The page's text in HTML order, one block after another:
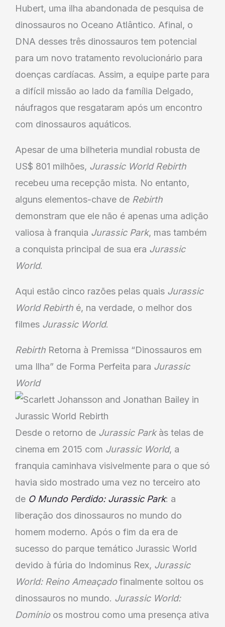
Hubert, uma ilha abandonada de pesquisa de
dinossauros no Oceano Atlântico. Afinal, o
DNA desses três dinossauros tem potencial
para um novo tratamento revolucionário para
doenças cardíacas. Assim, a equipe parte para
a difícil missão ao lado da família Delgado,
náufragos que resgataram após um encontro
com dinossauros aquáticos.
Apesar de uma bilheteria mundial robusta de
US$ 801 milhões, Jurassic World Rebirth
recebeu uma recepção mista. No entanto,
alguns elementos-chave de Rebirth
demonstram que ele não é apenas uma adição
valiosa à franquia Jurassic Park, mas também
a conquista principal de sua era Jurassic
World.
Aqui estão cinco razões pelas quais Jurassic
World Rebirth é, na verdade, o melhor dos
filmes Jurassic World.
Rebirth Retorna à Premissa “Dinossauros em
uma Ilha” de Forma Perfeita para Jurassic
World
Desde o retorno de Jurassic Parkàs telas de
cinema em 2015 com Jurassic World, a
franquia caminhava visivelmente para o que só
havia sido mostrado uma vez no terceiro ato
de O Mundo Perdido: Jurassic Park: a
liberação dos dinossauros no mundo do
homem moderno. Após o fim da era de
sucesso do parque temático Jurassic World
devido à fúria do Indominus Rex, Jurassic
World: Reino Ameaçadofinalmente soltou os
dinossauros no mundo. Jurassic World:
Domínioos mostrou como uma presença ativa